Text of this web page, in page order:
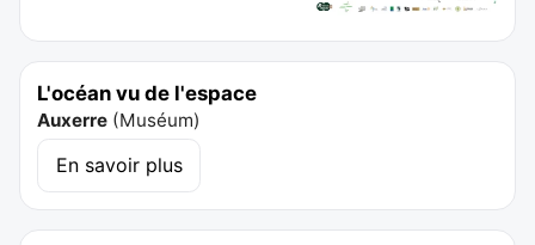
L'océan vu de l'espace
Auxerre (Muséum)
En savoir plus